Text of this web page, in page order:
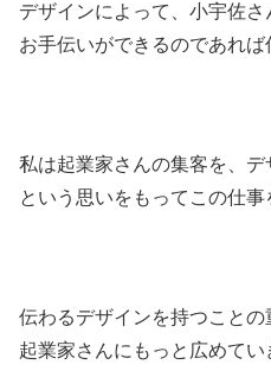
デザインによって、小宇佐さ
お手伝いができるのであれば
私は起業家さんの集客を、デ
という思いをもってこの仕事
伝わるデザインを持つことの
起業家さんにもっと広めてい